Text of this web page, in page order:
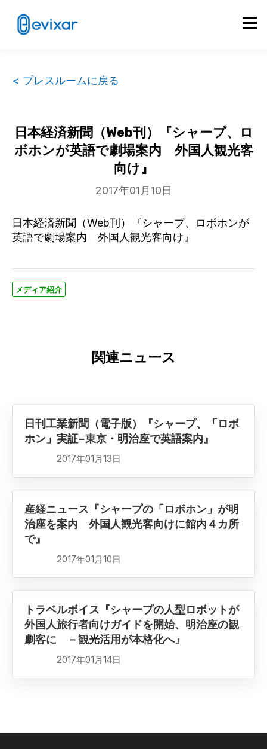
< プレスルームに戻る
日本経済新聞（Web刊）『シャープ、ロ
ボホンが英語で劇場案内 外国人観光客
向け』
2017年01月10日
日本経済新聞（Web刊）『シャープ、ロボホンが
英語で劇場案内 外国人観光客向け』
メディア紹介
関連ニュース
日刊工業新聞（電子版）『シャープ、「ロボ
ホン」実証−東京・明治座で英語案内』
2017年01月13日
産経ニュース『シャープの「ロボホン」が明
治座を案内 外国人観光客向けに館内４カ所
で』
2017年01月10日
トラベルボイス『シャープの人型ロボットが
外国人旅行者向けガイドを開始、明治座の観
劇客に －観光活用が本格化へ』
2017年01月14日